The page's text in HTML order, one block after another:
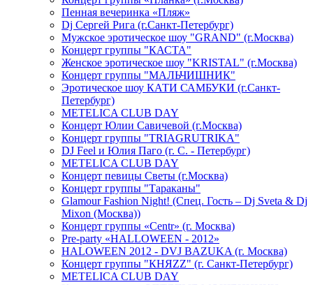
Пенная вечеринка «Пляж»
Dj Сергей Рига (г.Санкт-Петербург)
Мужское эротическое шоу "GRAND" (г.Москва)
Концерт группы "КАСТА"
Женское эротическое шоу "KRISTAL" (г.Москва)
Концерт группы "МАЛЬЧИШНИК"
Эротическое шоу КАТИ САМБУКИ (г.Санкт-
Петербург)
METELICA CLUB DAY
Концерт Юлии Савичевой (г.Москва)
Концерт группы "TRIAGRUTRIKA"
DJ Feel и Юлия Паго (г. С. - Петербург)
METELICA CLUB DAY
Концерт певицы Светы (г.Москва)
Концерт группы "Тараканы"
Glamour Fashion Night! (Спец. Гость – Dj Sveta & Dj
Mixon (Москва))
Концерт группы «Centr» (г. Москва)
Pre-party «HALLOWEEN - 2012»
HALOWEEN 2012 - DVJ BAZUKA (г. Москва)
Концерт группы "КНЯZZ" (г. Санкт-Петербург)
METELICA CLUB DAY